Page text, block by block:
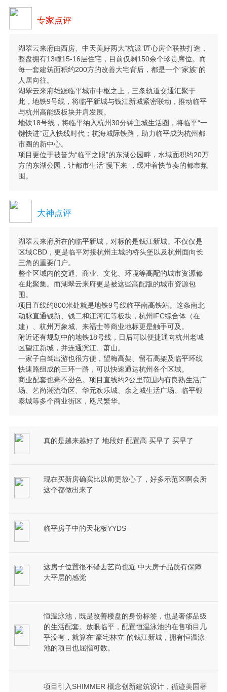
专家点评
湖翠云来府由西房、中天美好两大“杭派”匠心房企联袂打造，
整盘拥有13幢15-16层住宅，目前仅剩150余个珍贵席位。而
每一套建筑面积约200方的改善大宅背后，都是一个“家族”的
人居向往。
湖翠云来府雄踞临平城市中枢之上，三条轨道交通汇聚于
此，地铁9号线，将临平新城与钱江新城紧密联动，推动临平
与杭州高能级板块并肩发展。
地铁18号线，将临平纳入杭州30分钟主城生活圈，将临平“一
键快进”迈入快线时代；杭海城际铁路，助力临平成为杭州都
市圈的新中心。
项目更位于被誉为“临平之眼”的东湖公园畔，水域面积约20万
方的东湖公园，让都市生活“慢下来”，缓冲着快节奏的都市氛
围。
大神点评
湖翠云来府所在的临平新城，对标的是钱江新城。不仅仅是
区域CBD，更是临平对接杭州主城的桥头堡以及杭州面向长
三角的重要门户。
整个区域内的交通、商业、文化、环境等高配的城市资源都
在此聚集。而湖翠云来府更是被这些高配版的城市资源包
围。
项目直线约800米处就是地铁9号线临平南高铁站。这条南北
动脉直通钱新、钱二和江河汇等板块，杭州IFC综合体（在
建）、杭州万象城、来福士等商业地标更是触手可及。
附近还有规划中的地铁18号线，日后可以便捷通向杭州老城
区望江新城，并连通滨江、萧山。
一家子自驾出游也很方便，望梅高架、留石高架及临平环线
快速路组成的三环一路，可以快速通达杭州各个区域。
商业配套也毫不逊色。项目直线约2公里范围内有良熟生活广
场、艺尚潮流街区、华元欢乐城、余之城生活广场、临平银
泰城等多个商业街区，咫尺繁华。
真的是越来越好了 地段好 配置高 买早了 买早了
现在买新房确实比以前更放心了，好多示范区啊会所
这个都做出来了
临平房子中的天花板YYDS
这房子位置很不错去艺尚也近 中天房子品质有保障
大平层的感觉
恒温泳池，既是改善楼盘的身份标签，也是奢侈品级
的生活配套。放眼临平，配置恒温泳池的在售项目几
乎没有，就算在“豪宅林立”的钱江新城，拥有恒温泳
池的项目也屈指可数。
项目引入SHIMMER 概念创新建筑设计，循迹美国著